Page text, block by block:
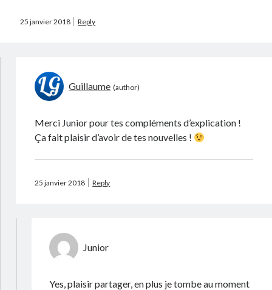
25 janvier 2018 Reply
Guillaume
Merci Junior pour tes compléments d’explication !
Ça fait plaisir d’avoir de tes nouvelles !
25 janvier 2018 Reply
Junior
Yes, plaisir partager, en plus je tombe au moment